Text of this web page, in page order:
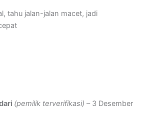
tahu jalan-jalan macet, jadi
(pemilik terverifikasi) – 3 Desember